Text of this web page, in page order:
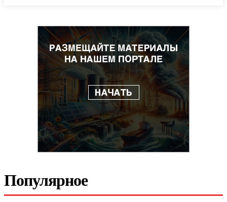
Популярное